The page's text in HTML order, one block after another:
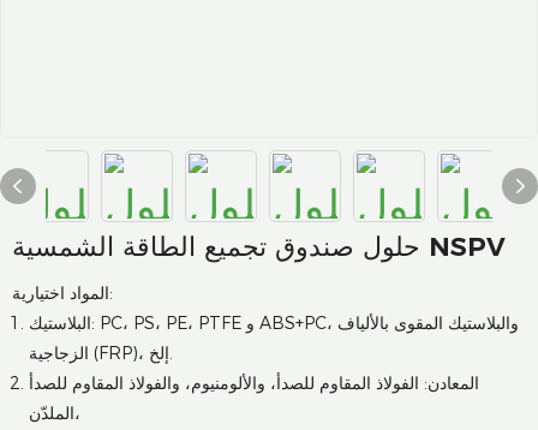
حلول صندوق تجميع الطاقة الشمسية NSPV
المواد اختيارية:
البلاستيك: PC، PS، PE، PTFE و ABS+PC، والبلاستيك المقوى بالألياف
الزجاجية (FRP)، إلخ.
المعادن: الفولاذ المقاوم للصدأ، والألومنيوم، والفولاذ المقاوم للصدأ
الملدّن،